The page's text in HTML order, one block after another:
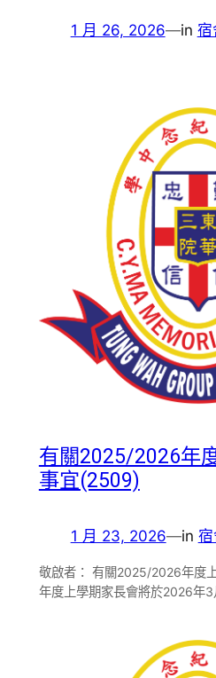
1 月 26, 2026—in 宿
有關2025/2026年
事宜(2509)
1 月 23, 2026—in
敬啟者： 有關2025/2026年
年度上學期家長會將於2026年